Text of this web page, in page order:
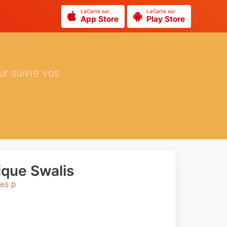
LaCarte sur
App Store
LaCarte sur
Play Store
suivre vos
Swalis
p